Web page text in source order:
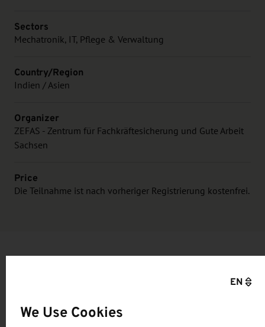
Sectors
Mechatronik, IT, Pflege & Verwaltung
Country/Region
Indien / Asien
Organizer
ZEFAS - Zentrum für Fachkräftesicherung und Gute Arbeit
Sachsen
Price
Die Teilnahme ist nach vorheriger Registrierung kostenfrei.
Referenten:
EN
We Use Cookies